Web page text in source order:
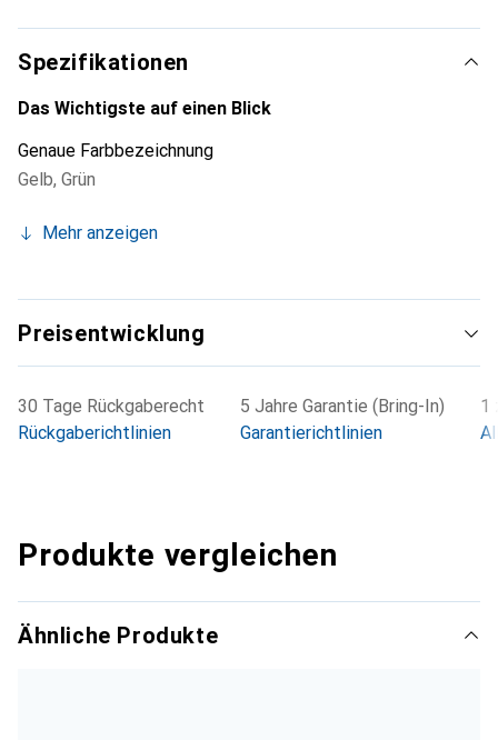
Spezifikationen
Das Wichtigste auf einen Blick
Genaue Farbbezeichnung
Gelb, Grün
Mehr anzeigen
Preisentwicklung
30 Tage Rückgaberecht
Rückgaberichtlinien
5 Jahre Garantie (Bring-In)
Garantierichtlinien
1
Produkte vergleichen
Ähnliche Produkte